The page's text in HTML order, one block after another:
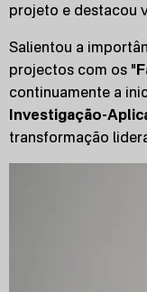
projeto e destacou
Salientou a
projectos com os "
continuamente a
Investigação-
transformação